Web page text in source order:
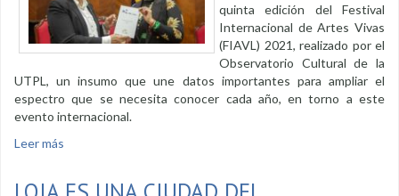
quinta edición del Festival
Internacional de Artes Vivas
(FIAVL) 2021, realizado por el
Observatorio Cultural de la
UTPL, un insumo que une datos importantes para ampliar el
espectro que se necesita conocer cada año, en torno a este
evento internacional.
Leer más